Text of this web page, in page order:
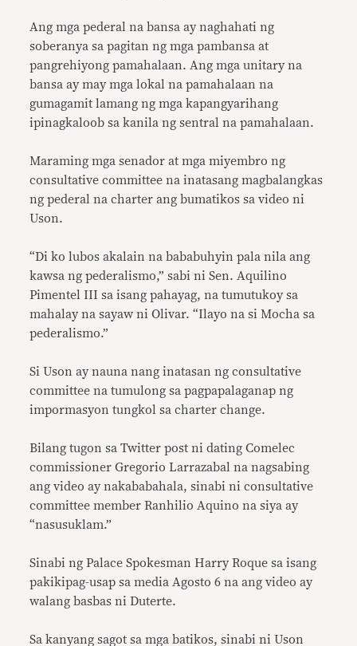
Ang mga pederal na bansa ay naghahati ng
soberanya sa pagitan ng mga pambansa at
pangrehiyong pamahalaan. Ang mga unitary na
bansa ay may mga lokal na pamahalaan na
gumagamit lamang ng mga kapangyarihang
ipinagkaloob sa kanila ng sentral na pamahalaan.
Maraming mga senador at mga miyembro ng
consultative committee na inatasang magbalangkas
ng pederal na charter ang bumatikos sa video ni
Uson.
“Di ko lubos akalain na bababuhyin pala nila ang
kawsa ng pederalismo,” sabi ni Sen. Aquilino
Pimentel III sa isang pahayag, na tumutukoy sa
mahalay na sayaw ni Olivar. “Ilayo na si Mocha sa
pederalismo.”
Si Uson ay nauna nang inatasan ng consultative
committee na tumulong sa pagpapalaganap ng
impormasyon tungkol sa charter change.
Bilang tugon sa Twitter post ni dating Comelec
commissioner Gregorio Larrazabal na nagsabing
ang video ay nakababahala, sinabi ni consultative
committee member Ranhilio Aquino na siya ay
“nasusuklam.”
Sinabi ng Palace Spokesman Harry Roque sa isang
pakikipag-usap sa media Agosto 6 na ang video ay
walang basbas ni Duterte.
Sa kanyang sagot sa mga batikos, sinabi ni Uson